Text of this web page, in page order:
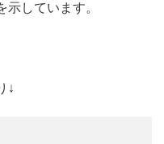
しています。
↓